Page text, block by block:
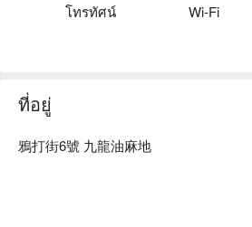
宴之用，以切合不同顧客的要求和需
โทรทัศน์ Wi-Fi
ที่อยู่
鴉打街6號 九龍油麻地